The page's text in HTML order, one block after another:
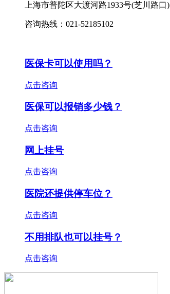
上海市普陀区大渡河路1933号(芝川路口)
咨询热线：021-52185102
医保卡可以使用吗？
点击咨询
医保可以报销多少钱？
点击咨询
网上挂号
点击咨询
医院还提供停车位？
点击咨询
不用排队也可以挂号？
点击咨询